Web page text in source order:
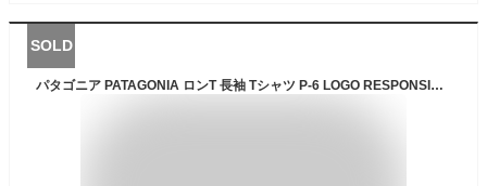
SOLD
パタゴニア PATAGONIA ロンT 長袖 Tシャツ P-6 LOGO RESPONSIBILI-TEE WHI WHITE BLk Black 2023 T SHIRTSロゴ レスポンシビリティー